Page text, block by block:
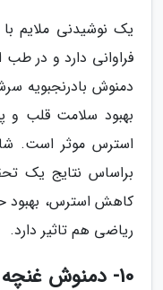
یک نوشیدنی ملایم
فراوانی دارد و در
دمنوش بادرنجبویه
بهبود سلامت قلب
استرس موثر است.
براساس نتایج یک
کاهش استرس، بهبود
ریاضی هم تاثیر دارد.
10- دمنوش غنچه گل محمدی